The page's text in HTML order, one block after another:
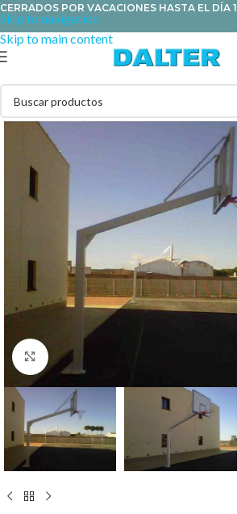
Skip to navigation
Skip to main content
CERRADOS POR VACACIONES HASTA EL DÍA
Clic para ampliar